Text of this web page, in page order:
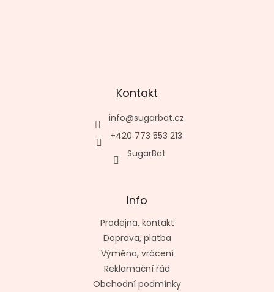
Kontakt
info@sugarbat.cz
+420 773 553 213
SugarBat
Info
Prodejna, kontakt
Doprava, platba
Výměna, vrácení
Reklamační řád
Obchodní podmínky